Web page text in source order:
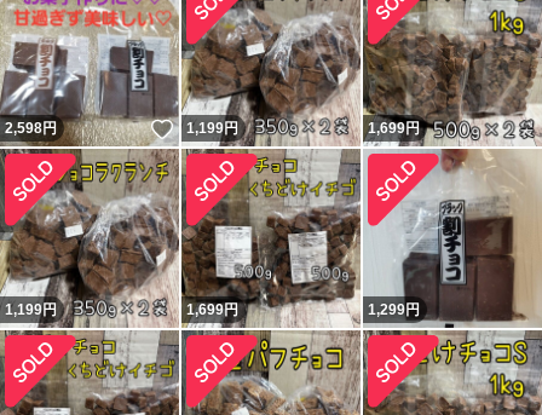
2,598円 いいね！
1,199円 1,699円
1,199円 1,699円 1,299円